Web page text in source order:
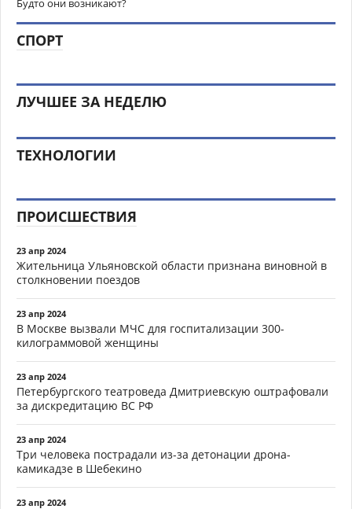
Будто они возникают?
СПОРТ
ЛУЧШЕЕ ЗА НЕДЕЛЮ
ТЕХНОЛОГИИ
ПРОИСШЕСТВИЯ
23 апр 2024
Жительница Ульяновской области признана виновной в
столкновении поездов
23 апр 2024
В Москве вызвали МЧС для госпитализации 300-
килограммовой женщины
23 апр 2024
Петербургского театроведа Дмитриевскую оштрафовали
за дискредитацию ВС РФ
23 апр 2024
Три человека пострадали из-за детонации дрона-
камикадзе в Шебекино
23 апр 2024